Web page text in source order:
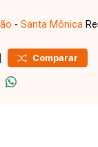
- Santa Mônica
| Comparar